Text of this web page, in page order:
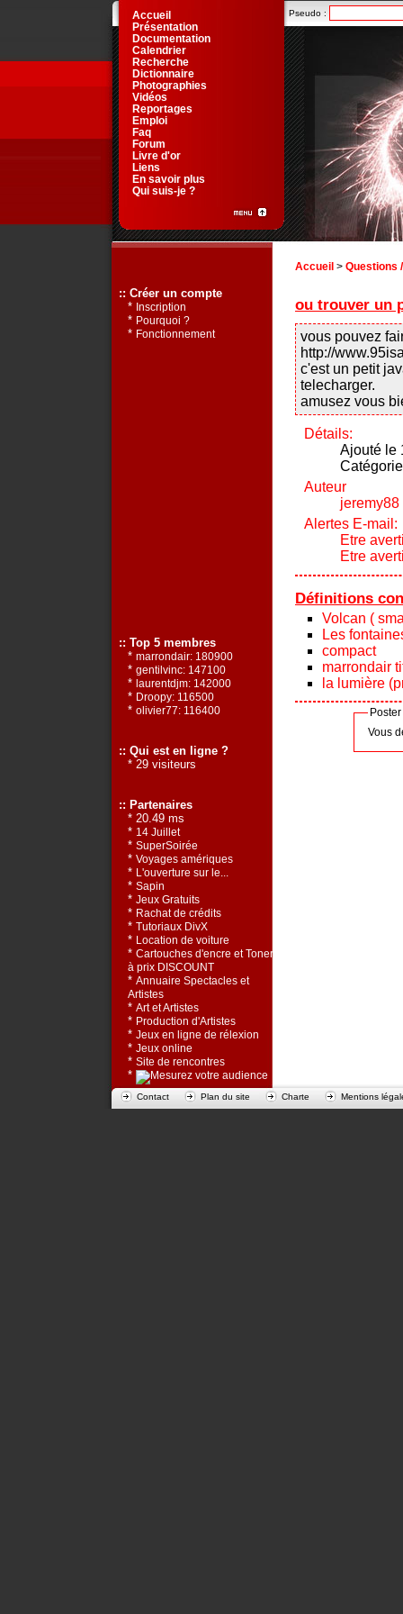
Accueil > Questions
ou trouver un
vous pouvez
http://
c'est un petit
telecharger.
amusez vous
Détails:
Ajouté le
Auteur
jeremy88
Alertes E-mail:
Etre
Etre
Définitions
Volcan (
Les
compact
marrondair
la lumière
Vous
Pseudo :
Accueil
Présentation
Documentation
Calendrier
Recherche
Dictionnaire
Photographies
Vidéos
Reportages
Emploi
Faq
Forum
Livre d'or
Liens
En savoir plus
Qui suis-je ?
:: Créer un compte
* Inscription
* Pourquoi ?
* Fonctionnement
:: Top 5 membres
* marrondair: 180900
* gentilvinc: 147100
* laurentdjm: 142000
* Droopy: 116500
* olivier77: 116400
:: Qui est en ligne ?
* 29 visiteurs
:: Partenaires
* 20.49 ms
* 14 Juillet
* SuperSoirée
* Voyages amériques
* L'ouverture sur le...
* Sapin
* Jeux Gratuits
* Rachat de crédits
* Tutoriaux DivX
* Location de voiture
* Cartouches d'encre et Toners
à prix DISCOUNT
* Annuaire Spectacles et
Artistes
* Art et Artistes
* Production d'Artistes
* Jeux en ligne de rélexion
* Jeux online
* Site de rencontres
*
Contact Plan du site Charte Mentions